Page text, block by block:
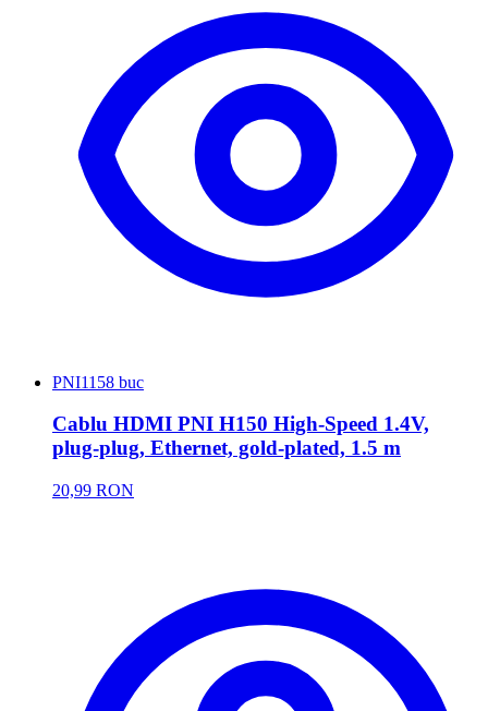
PNI1158 buc
Cablu HDMI PNI H150 High-Speed 1.4V,
plug-plug, Ethernet, gold-plated, 1.5 m
20,99 RON